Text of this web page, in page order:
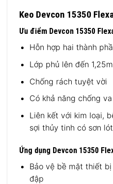
Keo Devcon 15350
Ưu điểm Devcon 15350
Hỗn hợp hai thành
Lớp phủ lên đến
Chống rách tuyệt vời
Có khả năng chống
Liên kết với kim loại,
sợi thủy tinh có sơn lót
Ứng dụng Devcon 15350
Bảo vệ bề mặt thiết
đập